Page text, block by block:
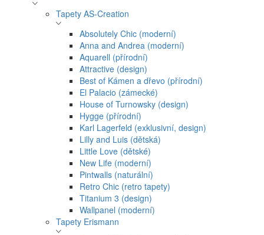
Tapety AS-Creation
Absolutely Chic (moderní)
Anna and Andrea (moderní)
Aquarell (přírodní)
Attractive (design)
Best of Kámen a dřevo (přírodní)
El Palacio (zámecké)
House of Turnowsky (design)
Hygge (přírodní)
Karl Lagerfeld (exklusivní, design)
Lilly and Luis (dětská)
Little Love (dětské)
New Life (moderní)
Pintwalls (naturální)
Retro Chic (retro tapety)
Titanium 3 (design)
Wallpanel (moderní)
Tapety Erismann